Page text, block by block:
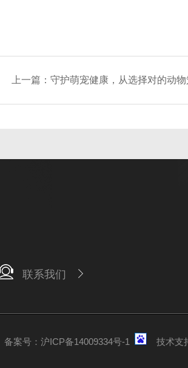
上一篇：守护萌宠健康，从选择对的动物笼具清洗
联系我们
备案号：沪ICP备14009334号-1 技术支